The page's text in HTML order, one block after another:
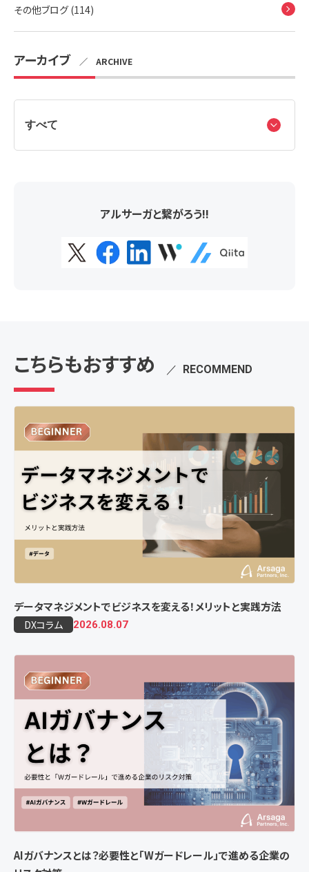
その他ブログ (114)
アーカイブ ／ ARCHIVE
アルサーガと繋がろう!!
こちらもおすすめ ／ RECOMMEND
データマネジメントでビジネスを変える！メリットと実践方法
DXコラム 2026.08.07
AIガバナンスとは？必要性と「Wガードレール」で進める企業の